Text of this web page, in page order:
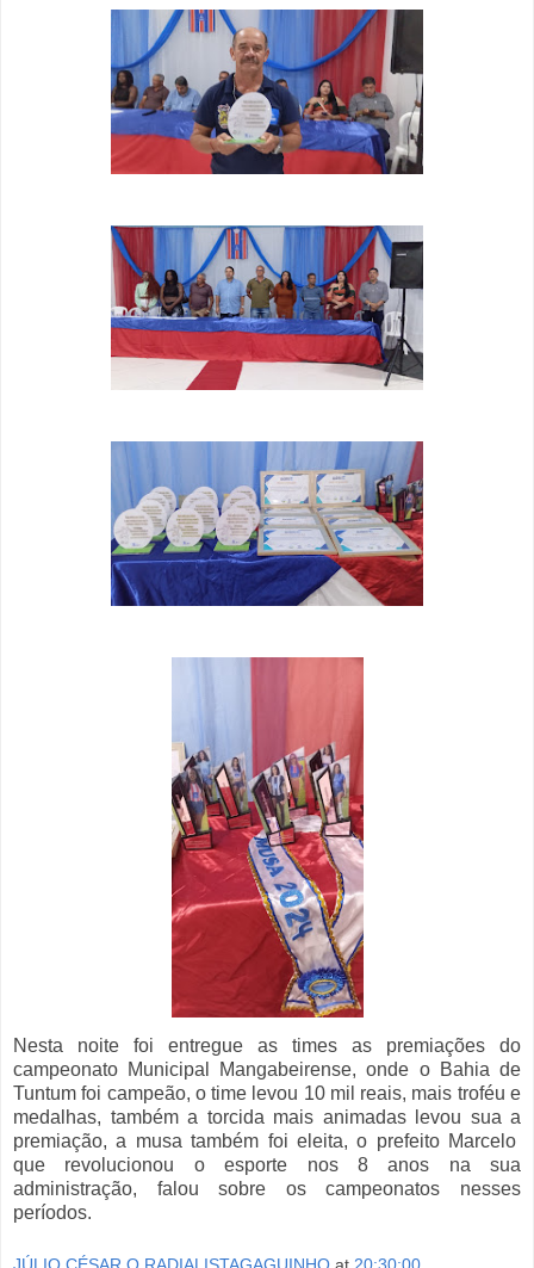
Nesta noite foi entregue as times as premiações do
campeonato Municipal Mangabeirense, onde o Bahia de
Tuntum foi campeão, o time levou 10 mil reais, mais troféu e
medalhas, também a torcida mais animadas levou sua a
premiação, a musa também foi eleita, o prefeito Marcelo
que revolucionou o esporte nos 8 anos na sua
administração, falou sobre os campeonatos nesses
períodos.